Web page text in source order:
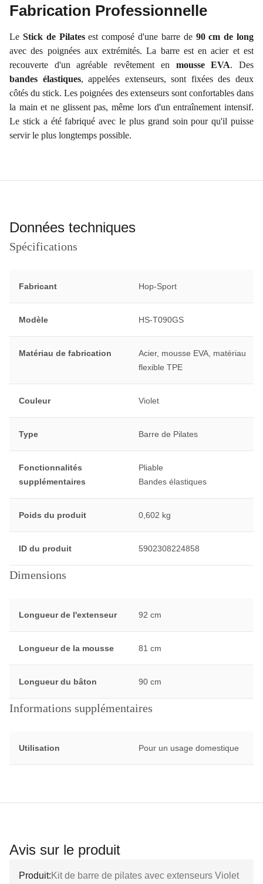
Fabrication Professionnelle
Le Stick de Pilatesest composé d'une barre de 90 cm de long
avec des poignées aux extrémités. La barre est en acier et est
recouverte d'un agréable revêtement en mousse EVA. Des
bandes élastiques, appelées extenseurs, sont fixées des deux
côtés du stick. Les poignées des extenseurs sont confortables dans
la main et ne glissent pas, même lors d'un entraînement intensif.
Le stick a été fabriqué avec le plus grand soin pour qu'il puisse
servir le plus longtemps possible.
Données techniques
Spécifications
Fabricant Hop-Sport
Modèle HS-T090GS
Matériau de fabrication
Acier, mousse EVA, matériau
flexible TPE
Couleur Violet
Type Barre de Pilates
Fonctionnalités
supplémentaires
Pliable
Bandes élastiques
Poids du produit 0,602 kg
ID du produit 5902308224858
Dimensions
Longueur de l'extenseur 92 cm
Longueur de la mousse 81 cm
Longueur du bâton 90 cm
Informations supplémentaires
Utilisation Pour un usage domestique
Avis sur le produit
Produit: Kit de barre de pilates avec extenseurs Violet